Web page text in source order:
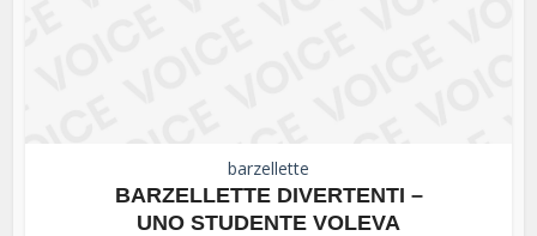
barzellette
BARZELLETTE DIVERTENTI –
UNO STUDENTE VOLEVA